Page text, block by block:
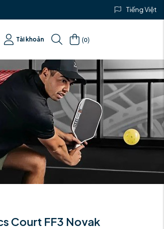
Tiếng Việt
Tài khoản (0)
Court FF3 Novak